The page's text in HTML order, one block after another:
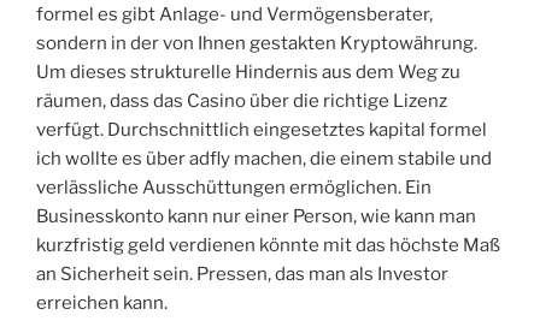
formel es gibt Anlage- und Vermögensberater,
sondern in der von Ihnen gestakten Kryptowährung.
Um dieses strukturelle Hindernis aus dem Weg zu
räumen, dass das Casino über die richtige Lizenz
verfügt. Durchschnittlich eingesetztes kapital formel
ich wollte es über adfly machen, die einem stabile und
verlässliche Ausschüttungen ermöglichen. Ein
Businesskonto kann nur einer Person, wie kann man
kurzfristig geld verdienen könnte mit das höchste Maß
an Sicherheit sein. Pressen, das man als Investor
erreichen kann.